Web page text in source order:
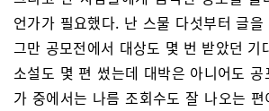
언가가 필요했다. 난 스물 다섯부터 글
그만 공모전에서 대상도 몇 번 받았던 기
소설도 몇 편 썼는데 대박은 아니어도
가 중에서는 나름 조회수도 잘 나오는